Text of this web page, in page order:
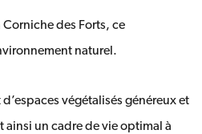
Corniche des Forts, ce
naturel.
végétalisés généreux et
ainsi un cadre de vie optimal à